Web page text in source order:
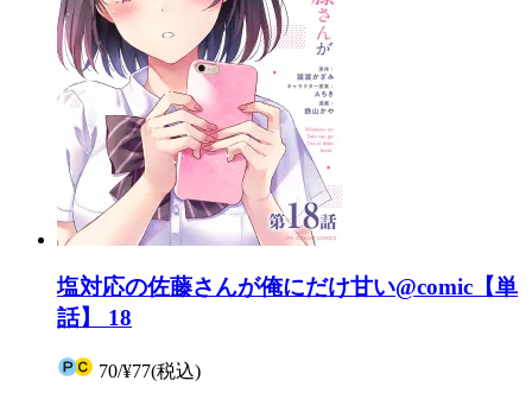
塩対応の佐藤さんが俺にだけ甘い@comic【単
話】 18
70/¥77(税込)